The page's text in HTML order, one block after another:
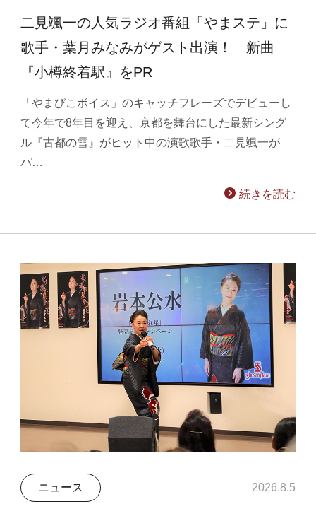
二見颯一の人気ラジオ番組「やまステ」に
歌手・葉月みなみがゲスト出演！ 新曲
『小樽終着駅』をPR
「やまびこボイス」のキャッチフレーズでデビューし
て今年で8年目を迎え、京都を舞台にした最新シング
ル『古都の雪』がヒット中の演歌歌手・二見颯一が
パ…
続きを読む
ニュース 2026.8.5